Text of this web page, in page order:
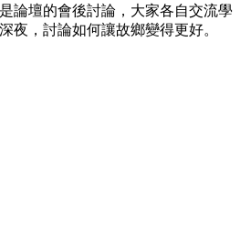
論壇的會後討論，大家各自交流學
夜，討論如何讓故鄉變得更好。